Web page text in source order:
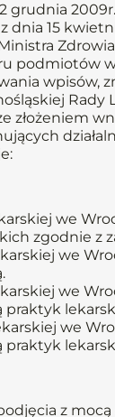
15
wpisów,
Rady
złożeniem
we
zgodnie z
we
we
we
z